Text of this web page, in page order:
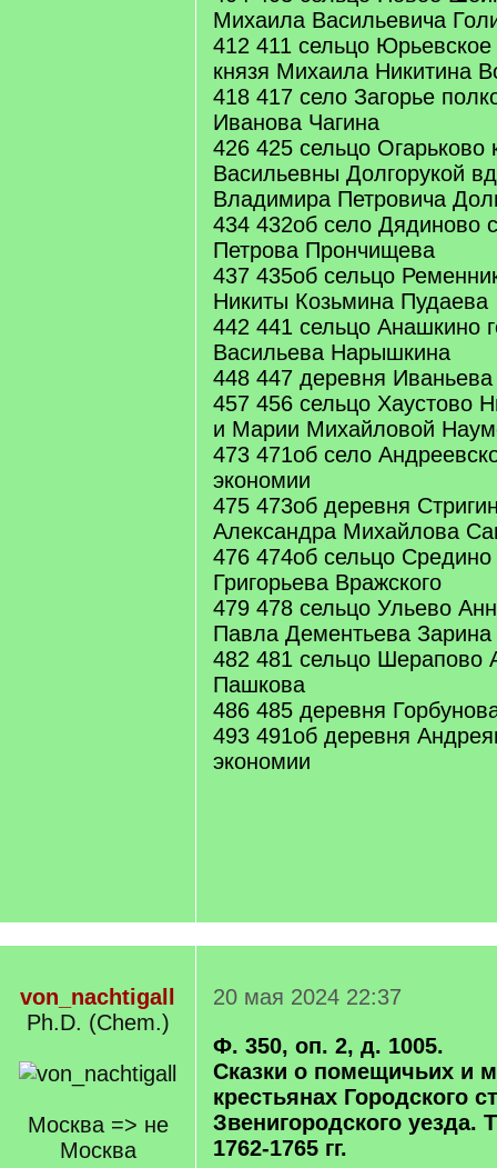
Михаила Васильевича
412 411 сельцо
князя Михаила Никитина
418 417 село Загорье
Иванова Чагина
426 425 сельцо Огарьково
Васильевны Долгорукой
Владимира Петровича
434 432об село Дядиново
Петрова Прончищева
437 435об сельцо
Никиты Козьмина Пудаева
442 441 сельцо Анашкино
Васильева Нарышкина
448 447 деревня Иваньева
457 456 сельцо Хаустово
и Марии Михайловой
473 471об село
экономии
475 473об деревня
Александра Михайлова
476 474об сельцо
Григорьева Вражского
479 478 сельцо Ульево
Павла Дементьева Зарина
482 481 сельцо Шерапово
Пашкова
486 485 деревня
493 491об деревня
экономии
von_nachtigall
Ph.D. (Chem.)
Москва => не
Москва
20 мая 2024 22:37
Ф. 350, оп. 2, д. 1005.
Сказки о помещичьих и
крестьянах Городского
Звенигородского уезда.
1762-1765 гг.